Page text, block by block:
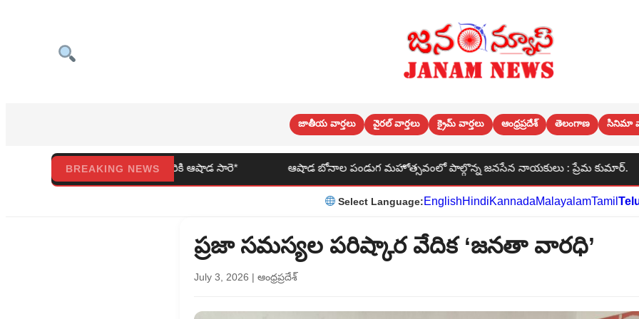
జాతీయ వార్తలు వైరల్ వార్తలు క్రైమ్ వార్తలు ఆంధ్రప్రదేశ్ తెలంగాణ సినిమా
BREAKING NEWS
మ్మ అమ్మవారికి ఆషాడ సారె* ఆషాడ బోనాల పండుగ మహోత్సవంలో పాల్గొన్న జనసేన నాయకులు : ప్రేమ కుమార్. శారద
Select Language:EnglishHindiKannadaMalayalamTamil
ప్రజా సమస్యల పరిష్కార వేదిక ‘జనతా వారధి’
July 3, 2026 | ఆంధ్రప్రదేశ్